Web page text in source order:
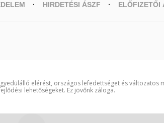
HIRDETÉSI ÁSZF ELŐFIZETŐI
elérést, országos lefedettséget és változatos
lehetőségeket. Ez jövőnk záloga.